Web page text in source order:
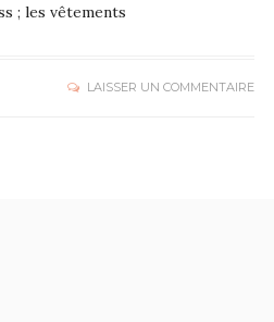
; les vêtements
LAISSER UN COMMENTAIRE